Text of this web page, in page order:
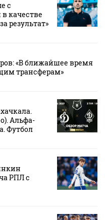
с
качестве
результат»
«В ближайшее время
трансферам»
Альфа-
Футбол
РПЛ с